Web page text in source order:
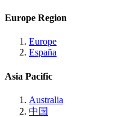
Europe Region
Europe
España
Asia Pacific
Australia
中国